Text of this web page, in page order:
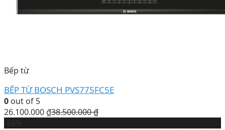
Bếp từ
BẾP TỪ BOSCH PVS775FC5E
0 out of 5
26.100.000 ₫38.500.000₫